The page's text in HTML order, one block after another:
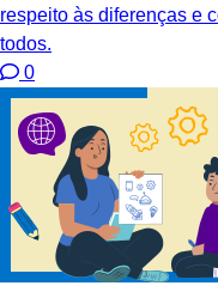
respeito às diferenças e
todos.
0